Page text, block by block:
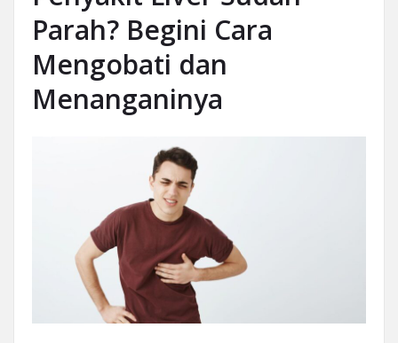
Parah? Begini Cara
Mengobati dan
Menanganinya